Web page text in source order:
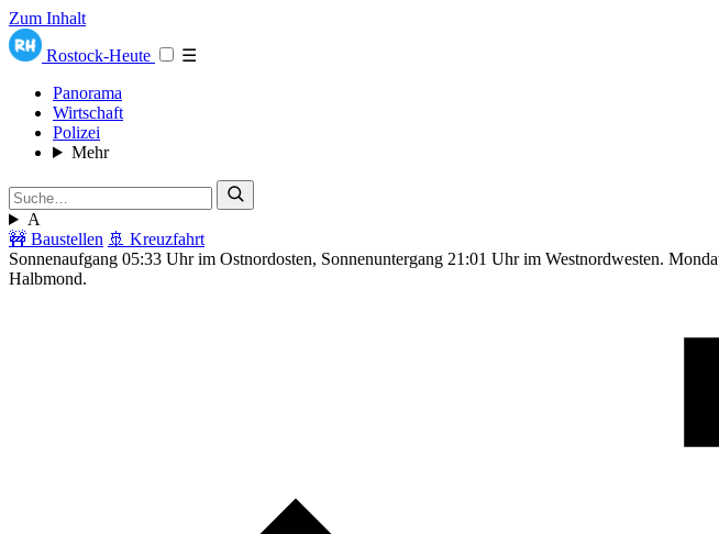
Zum Inhalt
Rostock-Heute
☰
Panorama
Wirtschaft
Polizei
Mehr
A
🚧 Baustellen 🚢 Kreuzfahrt
Sonnenaufgang 05:33 Uhr im Ostnordosten, Sonnenuntergang 21:01 Uhr im Westnordwesten.
Halbmond.